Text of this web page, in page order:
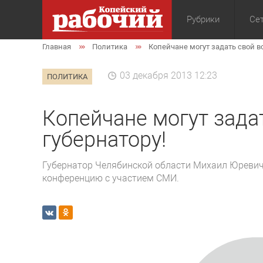
Рубрики
Общество
Главная Политика Копейчане могут задать свой
ПОЛИТИКА 03 декабря 2013 12:23
Копейчане могут
губернатору!
Губернатор Челябинской области Михаил
конференцию с участием СМИ.